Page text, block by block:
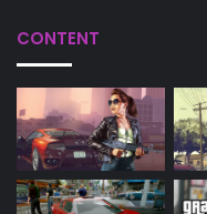
CONTENT